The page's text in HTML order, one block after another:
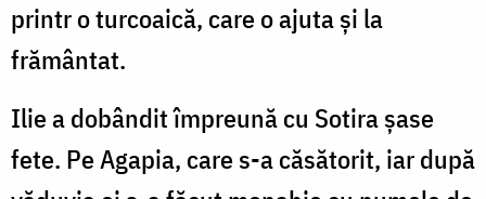
printr o turcoaică, care o ajuta şi la
frământat.
Ilie a dobândit împreună cu Sotira şase
fete. Pe Agapia, care s-a căsătorit, iar după